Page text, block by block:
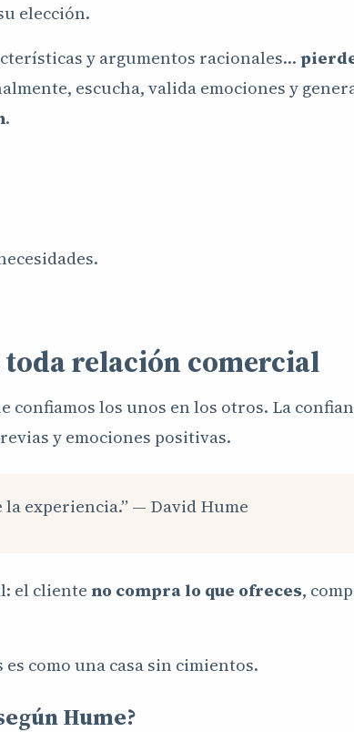
elección.
y argumentos racionales…
escucha, valida emociones y
.
toda relación comercial
confiamos los unos en los otros. La
y emociones positivas.
la experiencia.” — David Hume
el clienteno compra lo que ofreces,
como una casa sin cimientos.
Hume?